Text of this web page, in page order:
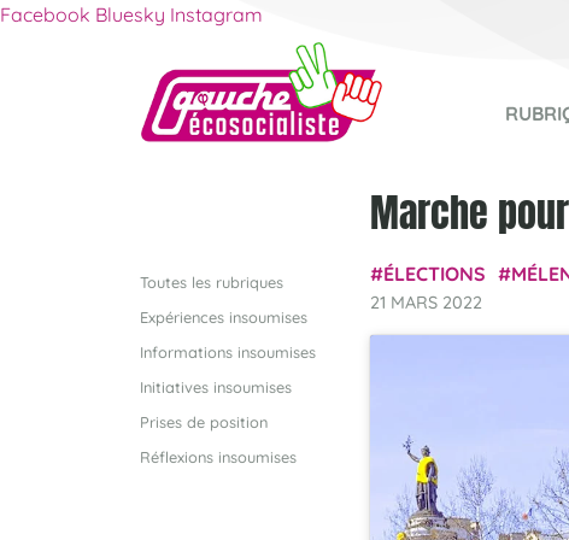
Facebook Bluesky Instagram
Toutes les rubriques
Expériences insoumises
Informations insoumises
Initiatives insoumises
Prises de position
Réflexions insoumises
Marche
ÉLECTIONS
21 MARS 2022